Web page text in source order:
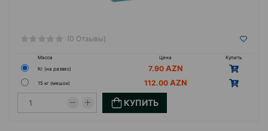
(0 Отзывы)
Масса Цена
Купить
Кг (на развес)
7.90
15 кг (мешок) 112.00
КУПИТЬ